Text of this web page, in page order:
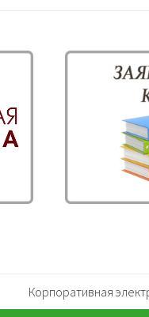
Корпоративная